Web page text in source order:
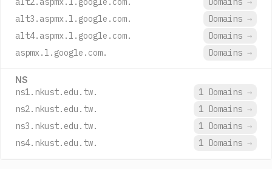
alt3.aspmx.l.google.com.
Domains →
alt4.aspmx.l.google.com.
Domains →
aspmx.l.google.com.
Domains →
NS
ns1.nkust.edu.tw. 1 Domains →
ns2.nkust.edu.tw.
1 Domains →
ns3.nkust.edu.tw.
1 Domains →
ns4.nkust.edu.tw.
1 Domains →